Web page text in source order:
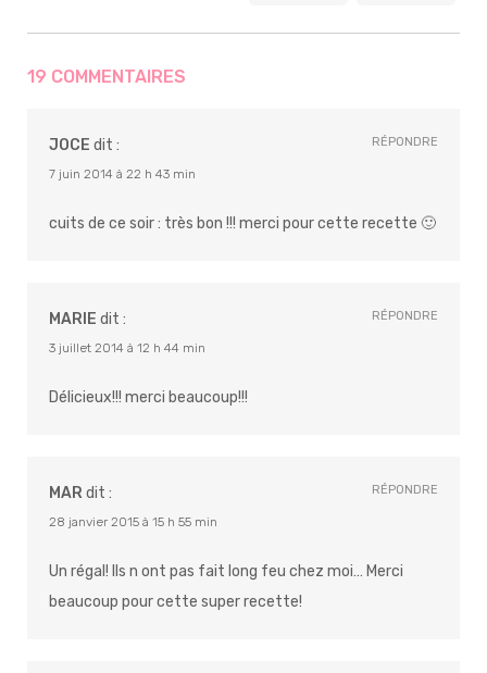
19 COMMENTAIRES
JOCE dit :
7 juin 2014 à 22 h 43 min
cuits de ce soir : très bon !!! merci pour cette recette 🙂
RÉPONDRE
MARIE dit :
3 juillet 2014 à 12 h 44 min
Délicieux!!! merci beaucoup!!!
RÉPONDRE
MAR dit :
28 janvier 2015 à 15 h 55 min
Un régal! Ils n ont pas fait long feu chez moi… Merci
beaucoup pour cette super recette!
RÉPONDRE